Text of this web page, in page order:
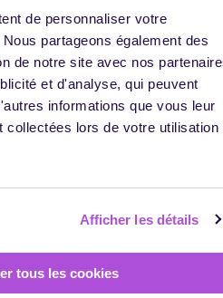
de personnaliser votre
partageons également des
de notre site avec nos
et d'analyse, qui peuvent
informations que vous leur
collectées lors de votre utilisation
Afficher les détails
tous les cookies
verfolgt das gleiche
erhellt und auflockert. Sie
Auszubildende oder Experten,
Ansichten sprechen
Ihr Video erhält mehr Biss,
macht etwas mehr
und die Interaktivität Ihres